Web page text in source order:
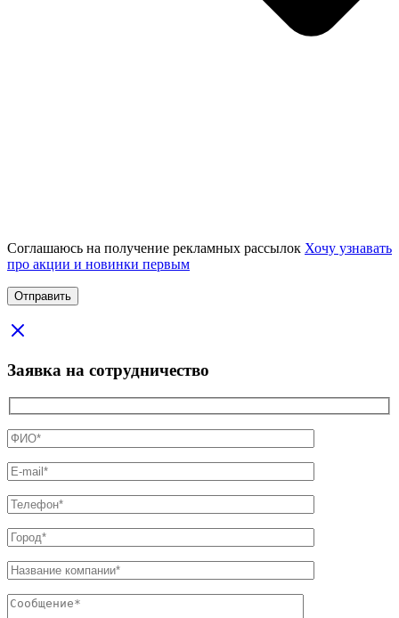
Соглашаюсь на получение рекламных рассылок Хочу узнавать
про акции и новинки первым
Заявка на сотрудничество